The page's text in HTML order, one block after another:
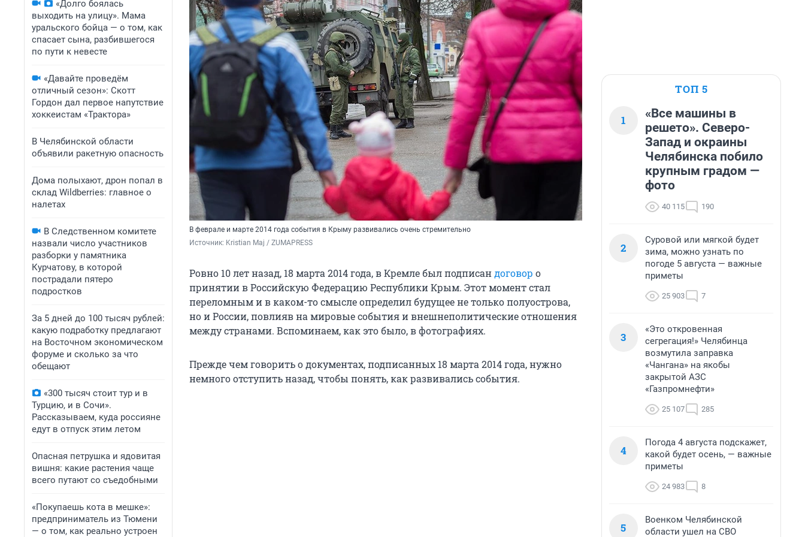
«Долго боялась
выходить на улицу». Мама
уральского бойца — о том, как
спасает сына, разбившегося
по пути к невесте
«Давайте проведём
отличный сезон»: Скотт
Гордон дал первое напутствие
хоккеистам «Трактора»
В Челябинской области
объявили ракетную опасность
Дома полыхают, дрон попал в
склад Wildberries: главное о
налетах
В Следственном комитете
назвали число участников
разборки у памятника
Курчатову, в которой
пострадали пятеро
подростков
За 5 дней до 100 тысяч рублей:
какую подработку предлагают
на Восточном экономическом
форуме и сколько за что
обещают
«300 тысяч стоит тур и в
Турцию, и в Сочи».
Рассказываем, куда россияне
едут в отпуск этим летом
Опасная петрушка и ядовитая
вишня: какие растения чаще
всего путают со съедобными
«Покупаешь кота в мешке»:
предприниматель из Тюмени
— о том, как реально устроен
В феврале и марте 2014 года события в Крыму развивались очень стремительно
Источник: Kristian Maj / ZUMAPRESS
Ровно 10 лет назад, 18 марта 2014 года, в Кремле был подписандоговор о
принятии в Российскую Федерацию Республики Крым. Этот момент стал
переломным и в каком-то смысле определил будущее не только полуострова,
но и России, повлияв на мировые события и внешнеполитические отношения
между странами. Вспоминаем, как это было, в фотографиях.
Прежде чем говорить о документах, подписанных 18 марта 2014 года, нужно
немного отступить назад, чтобы понять, как развивались события.
ТОП 5
1
«Все машины в
решето». Северо-
Запад и окраины
Челябинска побило
крупным градом —
фото
40 115 190
2
Суровой или мягкой будет
зима, можно узнать по
погоде 5 августа — важные
приметы
25 903 7
3
«Это откровенная
сегрегация!» Челябинца
возмутила заправка
«Чангана» на якобы
закрытой АЗС
«Газпромнефти»
25 107 285
4
Погода 4 августа подскажет,
какой будет осень, — важные
приметы
24 983 8
5
Военком Челябинской
области ушел на СВО